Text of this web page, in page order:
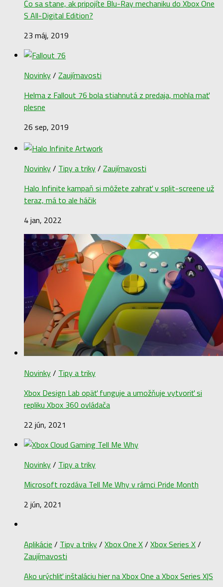
Čo sa stane, ak pripojíte Blu-Ray mechaniku do Xbox One
S All-Digital Edition?
23 máj, 2019
Novinky/ Zaujímavosti
Helma z Fallout 76 bola stiahnutá z predaja, mohla mať
plesne
26 sep, 2019
Novinky/ Tipy a triky/ Zaujímavosti
Halo Infinite kampaň si môžete zahrať v split-screene už
teraz, má to ale háčik
4 jan, 2022
Novinky/ Tipy a triky
Xbox Design Lab opäť funguje a umožňuje vytvoriť si
repliku Xbox 360 ovládača
22 jún, 2021
Novinky/ Tipy a triky
Microsoft rozdáva Tell Me Why v rámci Pride Month
2 jún, 2021
Aplikácie / Tipy a triky/ Xbox One X/ Xbox Series X/
Zaujímavosti
Ako urýchliť inštaláciu hier na Xbox One a Xbox Series X|S